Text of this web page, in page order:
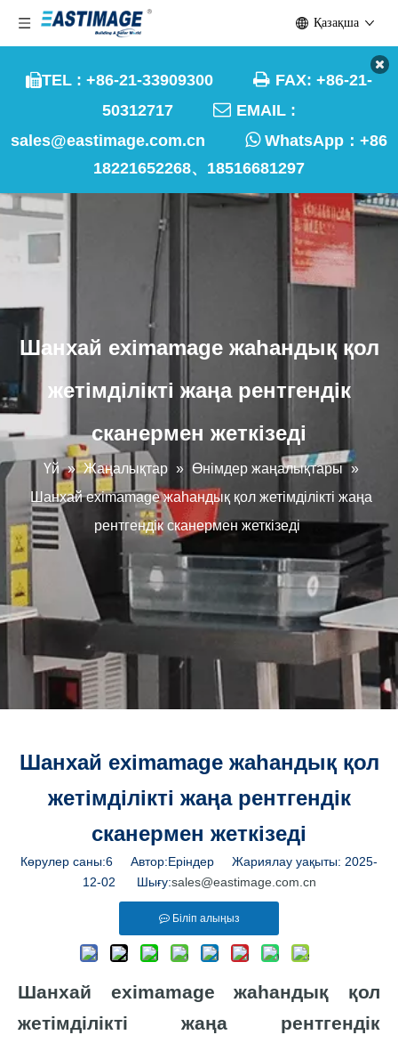
TEL : +86-21-33909300  FAX: +86-21-
50312717  EMAIL :
sales@eastimage.com.cn
WhatsApp： +86
18221652268、18516681297
Қазақша
Шанхай eximamage жаһандық қол
жетімділікті жаңа рентгендік
сканермен жеткізеді
Үй » Жаңалықтар » Өнімдер жаңалықтары »
Шанхай eximamage жаһандық қол жетімділікті жаңа
рентгендік сканермен жеткізеді
Шанхай eximamage жаһандық қол
жетімділікті жаңа рентгендік
сканермен жеткізеді
Көрулер саны:6 Автор:Еріндер Жариялау уақыты: 2025-
12-02 Шығу:sales@eastimage.com.cn
Біліп алыңыз
Шанхай eximamage жаһандық қол
жетімділікті жаңа рентгендік